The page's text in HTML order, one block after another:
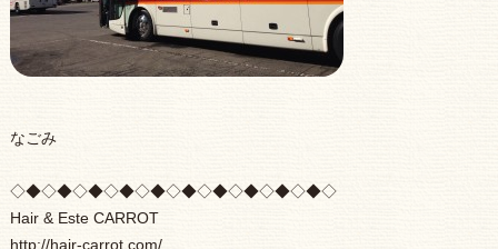
なごみ
◇◆◇◆◇◆◇◆◇◆◇◆◇◆◇◆◇◆◇◆◇
Hair & Este CARROT
http://hair-carrot.com/